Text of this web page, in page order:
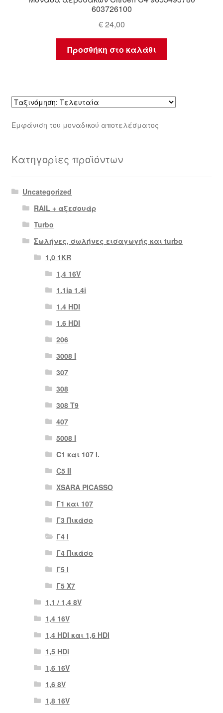
603726100
€24,00
Προσθήκη στο καλάθι
Εμφάνιση του μοναδικού αποτελέσματος
Κατηγορίες προϊόντων
Uncategorized
RAIL + αξεσουάρ
Turbo
Σωλήνες, σωλήνες εισαγωγής και turbo
1,0 1KR
1,4 16V
1.1ia 1.4i
1.4 HDI
1.6 HDI
206
3008 Ι
307
308
308 Τ9
407
5008 Ι
C1 και 107 I.
C5 II
XSARA PICASSO
Γ1 και 107
Γ3 Πικάσο
Γ4 Ι
Γ4 Πικάσο
Γ5 Ι
Γ5 Χ7
1,1 / 1,4 8V
1,4 16V
1,4 HDI και 1,6 HDI
1,5 HDi
1,6 16V
1,6 8V
1,8 16V